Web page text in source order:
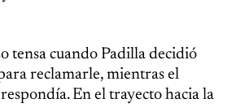
tensa cuando Padilla decidió
reclamarle, mientras el
En el trayecto hacia la